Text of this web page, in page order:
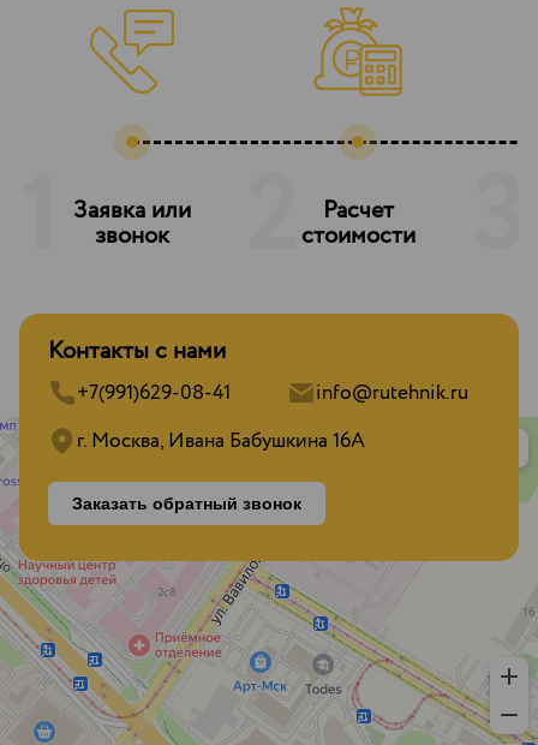
Заявка или
звонок
Расчет
стоимости
Контакты с нами
+7(991)629-08-41
info@rutehnik.ru
г. Москва, Ивана Бабушкина 16А
Заказать обратный звонок